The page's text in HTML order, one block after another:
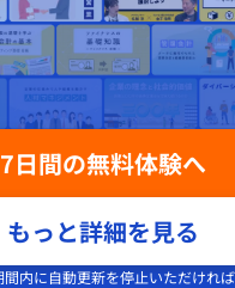
7日間の無料体験へ
もっと詳細を見る
内に自動更新を停止いただければ